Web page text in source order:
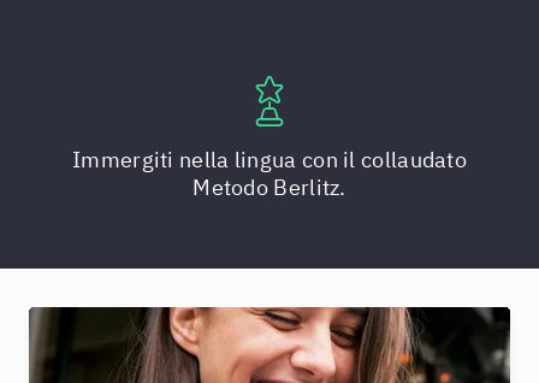
Immergiti nella lingua con il collaudato
Metodo Berlitz.